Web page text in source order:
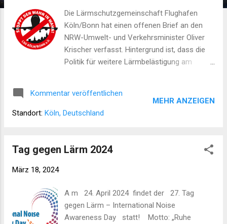
Die Lärmschutzgemeinschaft Flughafen
Köln/Bonn hat einen offenen Brief an den
NRW-Umwelt- und Verkehrsminister Oliver
Krischer verfasst. Hintergrund ist, dass die
Politik für weitere Lärmbelästigung am
werden.
Kommentar veröffentlichen
Standort: Köln, Deutschland
MEHR ANZEIGEN
Tag gegen Lärm 2024
März 18, 2024
A m 24. April 2024 findet der 27. Tag
gegen Lärm – International Noise
Awareness Day statt! Motto: „Ruhe